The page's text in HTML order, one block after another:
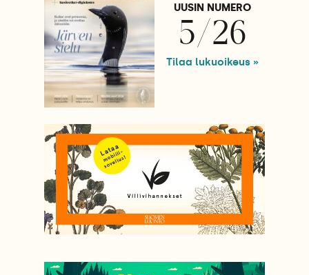
UUSIN NUMERO
5/26
Tilaa lukuoikeus »